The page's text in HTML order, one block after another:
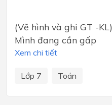
(Vẽ hình và ghi GT -KL)
Mình đang cần gấp
Xem chi tiết
Lớp 7 Toán